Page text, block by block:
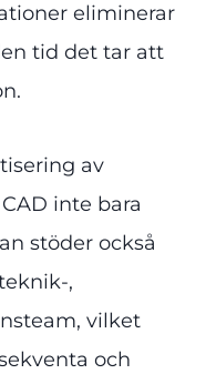
eliminerar
tid det tar att
av
inte bara
stöder också
,
vilket
och